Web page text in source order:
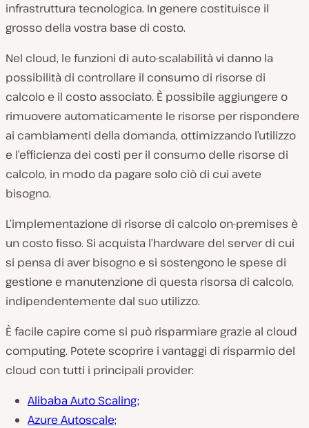
infrastruttura tecnologica. In genere costituisce il
grosso della vostra base di costo.
Nel cloud, le funzioni di auto-scalabilità vi danno la
possibilità di controllare il consumo di risorse di
calcolo e il costo associato. È possibile aggiungere o
rimuovere automaticamente le risorse per rispondere
ai cambiamenti della domanda, ottimizzando l’utilizzo
e l’efficienza dei costi per il consumo delle risorse di
calcolo, in modo da pagare solo ciò di cui avete
bisogno.
L’implementazione di risorse di calcolo on-premises è
un costo fisso. Si acquista l’hardware del server di cui
si pensa di aver bisogno e si sostengono le spese di
gestione e manutenzione di questa risorsa di calcolo,
indipendentemente dal suo utilizzo.
È facile capire come si può risparmiare grazie al cloud
computing. Potete scoprire i vantaggi di risparmio del
cloud con tutti i principali provider:
Alibaba Auto Scaling;
Azure Autoscale;